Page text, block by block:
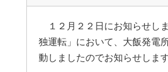
１２月２２日にお知らせし
独運転」において、大飯発電
動しましたのでお知らせしま